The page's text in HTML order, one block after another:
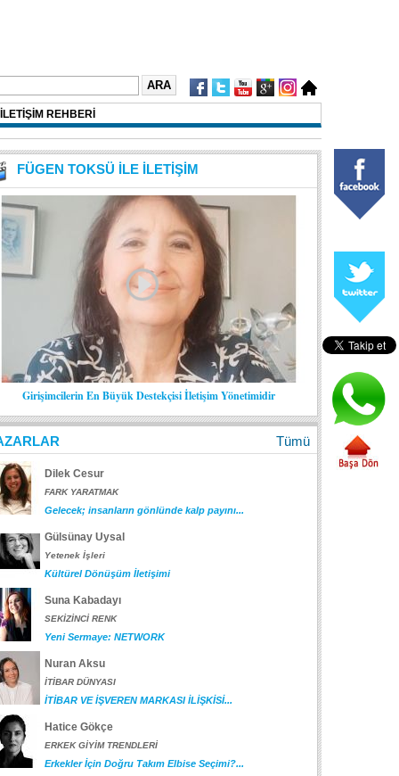
İLETİŞİM REHBERİ
FÜGEN TOKSÜ İLE İLETİŞİM
Girişimcilerin En Büyük Destekçisi İletişim Yönetimidir
Tümü
Dilek Cesur
FARK YARATMAK
Gelecek; insanların gönlünde kalp payını...
Gülsünay Uysal
Yetenek İşleri
Kültürel Dönüşüm İletişimi
Suna Kabadayı
SEKİZİNCİ RENK
Yeni Sermaye: NETWORK
Nuran Aksu
İTİBAR DÜNYASI
İTİBAR VE İŞVEREN MARKASI İLİŞKİSİ...
Hatice Gökçe
ERKEK GİYİM TRENDLERİ
Erkekler İçin Doğru Takım Elbise Seçimi?...